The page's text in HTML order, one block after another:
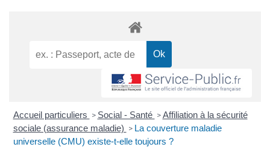
Accueil particuliers > Social - Santé > Affiliation à la sécurité
sociale (assurance maladie) > La couverture maladie
universelle (CMU) existe-t-elle toujours ?